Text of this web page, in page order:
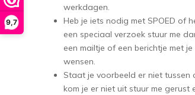
9,7
werkdagen.
Heb je iets nodig met SPOED of
een speciaal verzoek stuur me
een mailtje of een berichtje met je
wensen.
Staat je voorbeeld er niet tussen
kom je er niet uit stuur me gerust